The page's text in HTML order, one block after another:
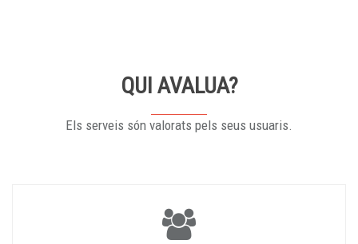
QUI AVALUA?
Els serveis són valorats pels seus usuaris.